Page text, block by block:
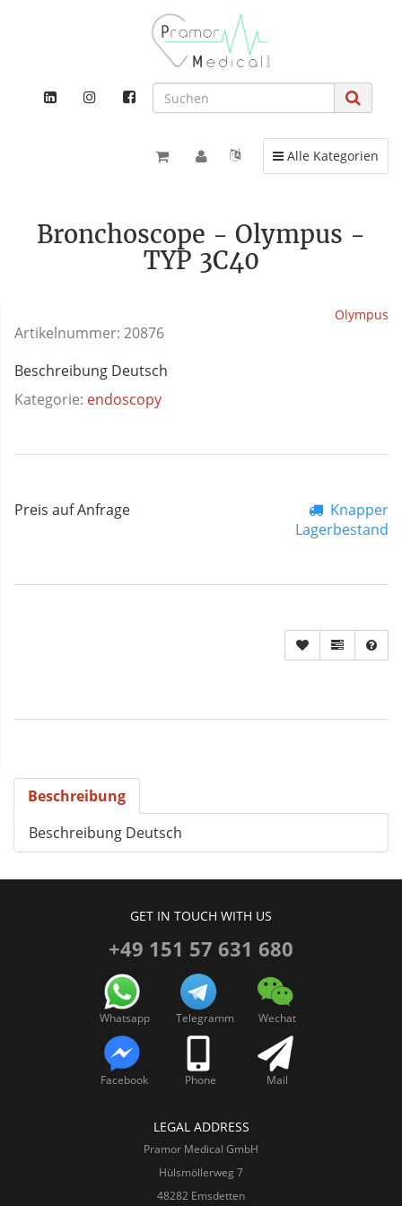
Toggle navigation
Alle Kategorien
Bronchoscope - Olympus -
TYP 3C40
Olympus
Artikelnummer: 20876
Beschreibung Deutsch
Kategorie: endoscopy
Preis auf Anfrage
Knapper
Lagerbestand
Beschreibung
Beschreibung Deutsch
GET IN TOUCH WITH US
+49 151 57 631 680
Whatsapp Telegramm Wechat
Facebook Phone Mail
LEGAL ADDRESS
Pramor Medical GmbH
Hülsmöllerweg 7
48282 Emsdetten